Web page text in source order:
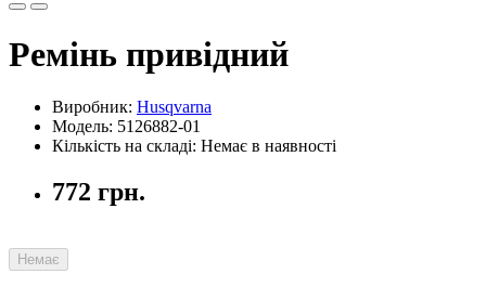
Ремінь привідний
Виробник: Husqvarna
Модель: 5126882-01
Кількість на складі: Немає в наявності
772 грн.
Немає